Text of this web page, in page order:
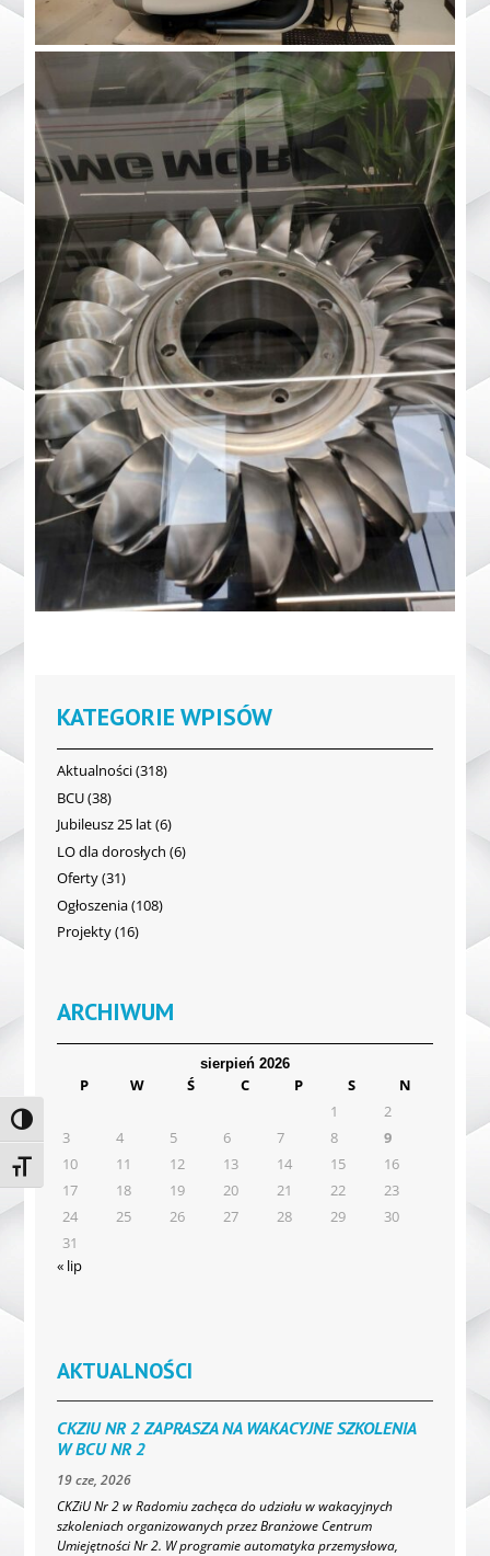
Toggle High Contrast
Toggle Font size
KATEGORIE WPISÓW
Aktualności(318)
BCU(38)
Jubileusz 25 lat(6)
LO dla dorosłych (6)
Oferty(31)
Ogłoszenia(108)
Projekty(16)
ARCHIWUM
sierpień 2026
P W Ś C P S
N
1
2
3
4 5 6 7 8
9
10
11 12 13 14 15
16
17
18 19 20 21 22
23
24
25 26 27 28 29
30
31
« lip
AKTUALNOŚCI
CKZIU NR 2 ZAPRASZA NA WAKACYJNE SZKOLENIA
W BCU NR 2
19 cze, 2026
CKZiU Nr 2 w Radomiu zachęca do udziału w wakacyjnych
szkoleniach organizowanych przez Branżowe Centrum
Umiejętności Nr 2. W programie automatyka przemysłowa,